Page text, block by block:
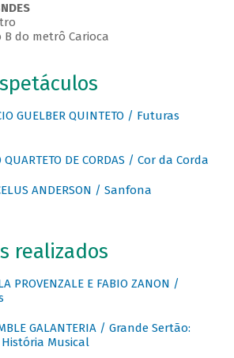
B do metrô Carioca
GUELBER QUINTETO / Futuras
QUARTETO DE CORDAS / Cor da Corda
ANDERSON / Sanfona
realizados
PROVENZALE E FABIO ZANON /
GALANTERIA / Grande Sertão:
Musical